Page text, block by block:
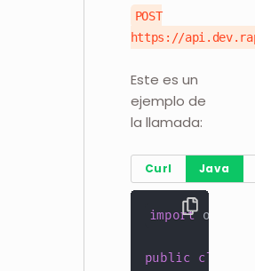
POST
https://
Este es un
ejemplo de
la llamada:
Curl Java
import
public class